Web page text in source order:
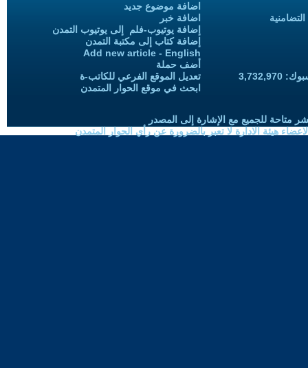
اضافة موضوع جديد
اضافة خبر
إضافة يوتيوب-فلم إلى يوتيوب التمدن
إضافة كتاب إلى مكتبة التمدن
Add new article - English
أضف حملة
تعديل الموقع الفرعي للكاتب-ة
ابحث في موقع الحوار المتمدن
متاحة للجميع مع الإشارة إلى المصدر
هيئة الادارة لا تعبر بالضرورة عن رأي الحوار المتمدن